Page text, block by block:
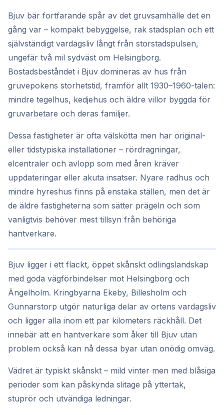
Bjuv bär fortfarande spår av det gruvsamhälle det en
gång var – kompakt bebyggelse, rak stadsplan och ett
självständigt vardagsliv långt från storstadspulsen,
ungefär två mil sydväst om Helsingborg.
Bostadsbeståndet i Bjuv domineras av hus från
gruvepokens storhetstid, framför allt 1930–1960-talen:
mindre tegelhus, kedjehus och äldre villor byggda för
gruvarbetare och deras familjer.
Dessa fastigheter är ofta välskötta men har original-
eller tidstypiska installationer – rördragningar,
elcentraler och avlopp som med åren kräver
uppdateringar eller akuta insatser. Nyare radhus och
mindre hyreshus finns på enstaka ställen, men det är
de äldre fastigheterna som sätter prägeln och som
vanligtvis behöver mest tillsyn från behöriga
hantverkare.
Bjuv ligger i ett flackt, öppet skånskt odlingslandskap
med goda vägförbindelser mot Helsingborg och
Ängelholm. Kringbyarna Ekeby, Billesholm och
Gunnarstorp utgör naturliga delar av ortens vardagsliv
och ligger alla inom ett par kilometers räckhåll. Det
innebär att en hantverkare som åker till Bjuv utan
problem också kan nå dessa byar utan onödig omväg.
Vädret är typiskt skånskt – mild vinter men med blåsiga
perioder som kan påskynda slitage på yttertak,
stuprör och utvändiga ledningar.